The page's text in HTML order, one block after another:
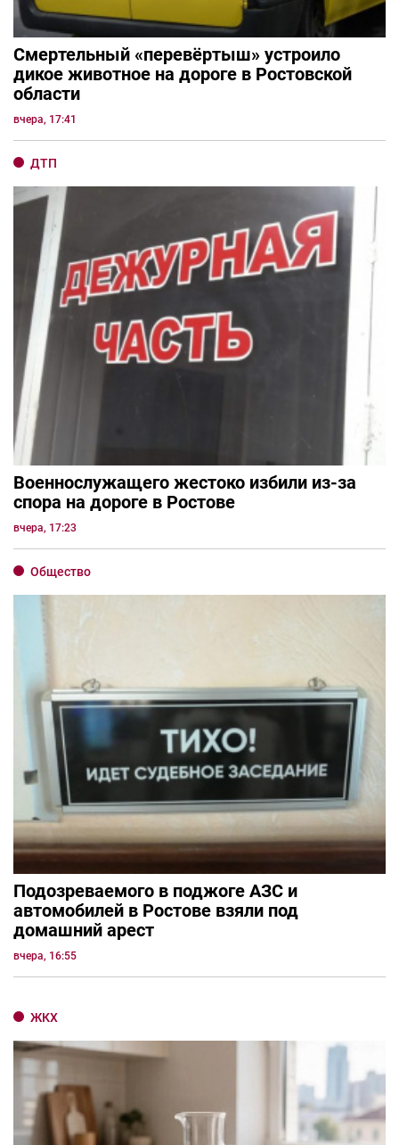
Смертельный «перевёртыш» устроило
дикое животное на дороге в Ростовской
области
вчера, 17:41
ДТП
Военнослужащего жестоко избили из-за
спора на дороге в Ростове
вчера, 17:23
Общество
Подозреваемого в поджоге АЗС и
автомобилей в Ростове взяли под
домашний арест
вчера, 16:55
ЖКХ